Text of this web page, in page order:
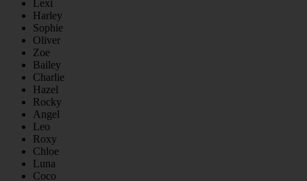
Lexi
Harley
Sophie
Oliver
Zoe
Bailey
Charlie
Hazel
Rocky
Angel
Leo
Roxy
Chloe
Luna
Coco